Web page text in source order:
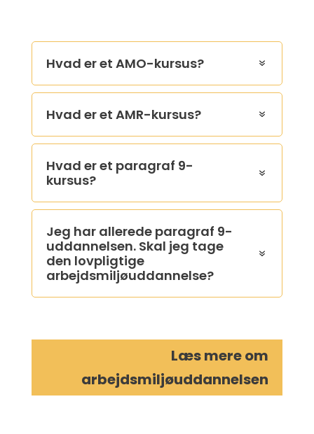
Hvad er et AMO-kursus?
Hvad er et AMR-kursus?
Hvad er et paragraf 9-
kursus?
Jeg har allerede paragraf 9-
uddannelsen. Skal jeg tage
den lovpligtige
arbejdsmiljøuddannelse?
Læs mere om
arbejdsmiljøuddannelsen